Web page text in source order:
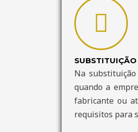
Na
quando a
fabricante ou
requisitos para